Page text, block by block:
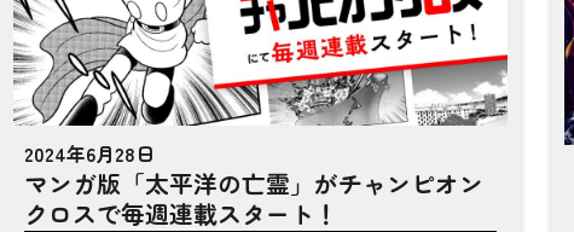
2024年6月28日
マンガ版「太平洋の亡霊」がチャンピオン
クロスで毎週連載スタート！